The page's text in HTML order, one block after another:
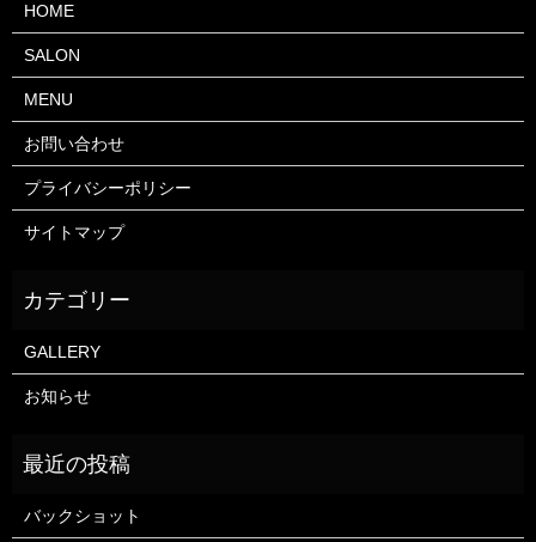
HOME
SALON
MENU
お問い合わせ
プライバシーポリシー
サイトマップ
GALLERY
お知らせ
バックショット